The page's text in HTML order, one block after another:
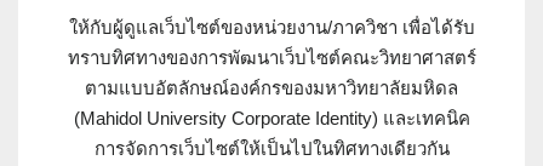
ให้กับผู้ดูแลเว็บไซต์ของหน่วยงาน/ภาควิชา เพื่อได้รับ
ทราบทิศทางของการพัฒนาเว็บไซต์คณะวิทยาศาสตร์
ตามแบบอัตลักษณ์องค์กรของมหาวิทยาลัยมหิดล
(Mahidol University Corporate Identity) และเทคนิค
การจัดการเว็บไซต์ให้เป็นไปในทิศทางเดียวกัน